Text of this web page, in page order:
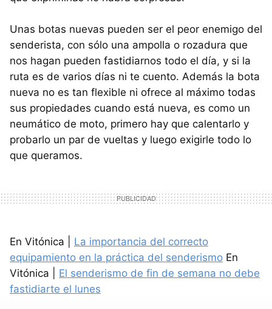
Unas botas nuevas pueden ser el peor enemigo del
senderista, con sólo una ampolla o rozadura que
nos hagan pueden fastidiarnos todo el día, y si la
ruta es de varios días ni te cuento. Además la bota
nueva no es tan flexible ni ofrece al máximo todas
sus propiedades cuando está nueva, es como un
neumático de moto, primero hay que calentarlo y
probarlo un par de vueltas y luego exigirle todo lo
que queramos.
En Vitónica | La importancia del correcto
equipamiento en la práctica del senderismo En
Vitónica | El senderismo de fin de semana no debe
fastidiarte el lunes